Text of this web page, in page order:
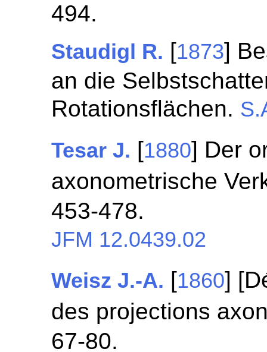
494.
Staudigl R. [1873]
an die
Rotationsflächen.
Tesar J. [1880] Der
axonometrische
453-478.
JFM 12.0439.02
Weisz J.-A. [1860]
des projections
67-80.